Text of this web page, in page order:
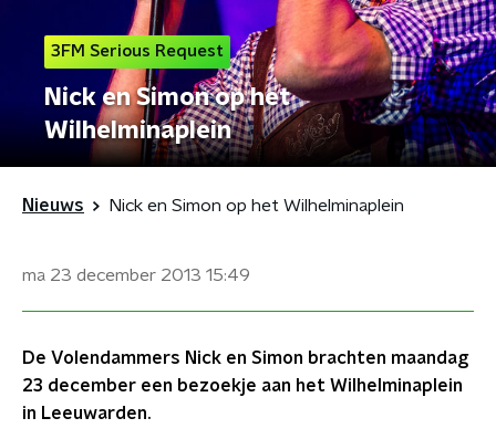
3FM Serious Request
Nick en Simon op het
Wilhelminaplein
Nieuws Nick en Simon op het Wilhelminaplein
ma 23 december 2013 15:49
De Volendammers Nick en Simon brachten maandag
23 december een bezoekje aan het Wilhelminaplein
in Leeuwarden.